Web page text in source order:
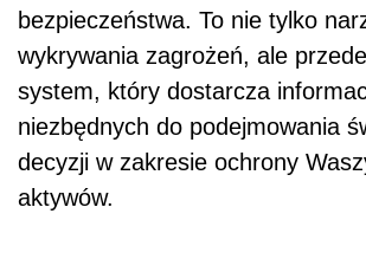
bezpieczeństwa. To nie tylko
wykrywania zagrożeń, ale
system, który dostarcza
niezbędnych do podejmowania
decyzji w zakresie ochrony
aktywów.